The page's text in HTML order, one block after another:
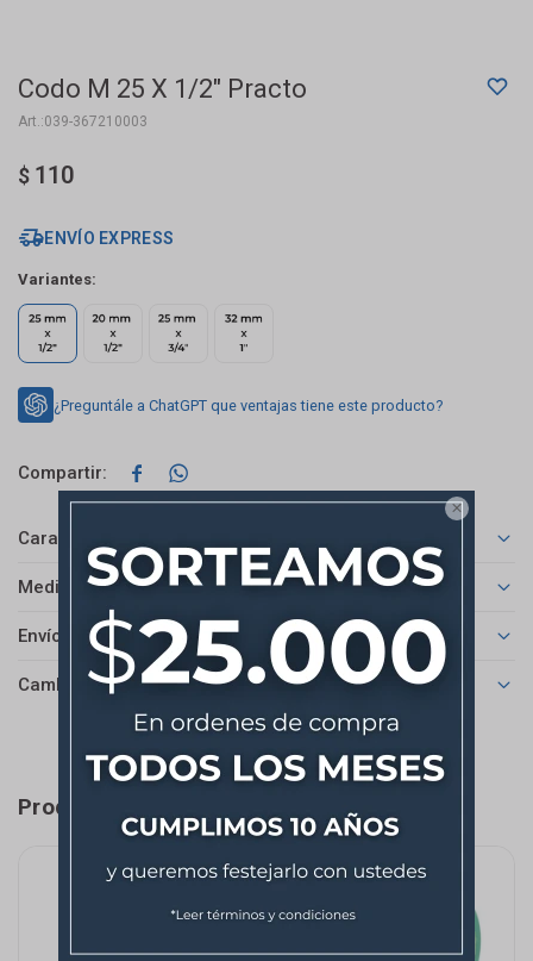

Codo M 25 X 1/2" Practo
039-367210003
$ 110
ENVÍO EXPRESS
Variantes:
¿Preguntále a ChatGPT que ventajas tiene este producto?
 
Características
Medios de pago
Envíos
Cambios y Devoluciones
Productos que te pueden interesar